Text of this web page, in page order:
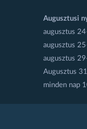
Augusztusi
augusztus
augusztus
augusztus
Augusztus
minden nap